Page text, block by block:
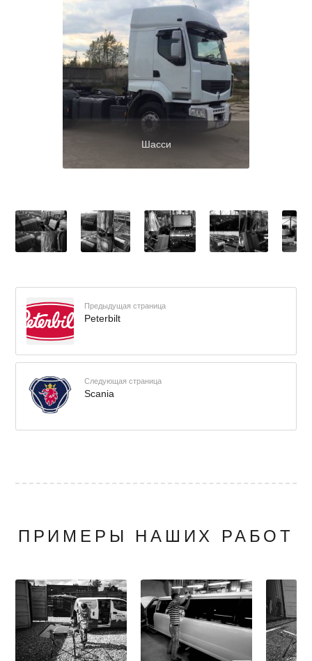
Шасси
Предыдущая страница
Peterbilt
Следующая страница
Scania
ПРИМЕРЫ НАШИХ РАБОТ